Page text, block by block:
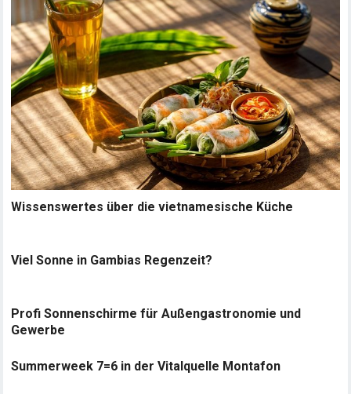
Wissenswertes über die vietnamesische Küche
Viel Sonne in Gambias Regenzeit?
Profi Sonnenschirme für Außengastronomie und
Gewerbe
Summerweek 7=6 in der Vitalquelle Montafon